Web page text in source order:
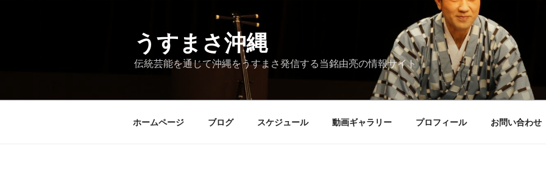
うすまさ沖縄
伝統芸能を通じて沖縄をうすまさ発信する当銘由亮の情報サイト
ホームページ ブログ スケジュール 動画ギャラリー プロフィール お問い合わせ